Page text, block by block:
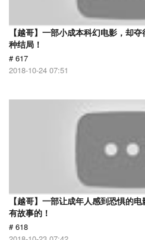
【越哥】一部小成本科幻电影，却
种结局！
# 617
2018-10-24 07:51
【越哥】一部让成年人感到恐惧的
有故事的！
# 618